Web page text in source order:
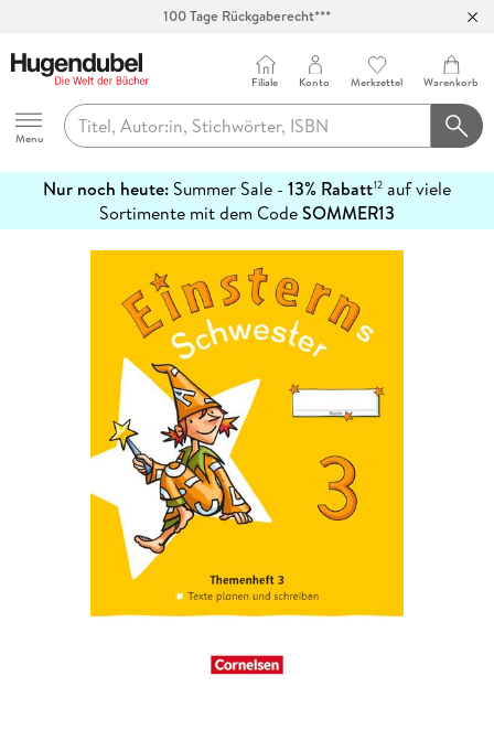
100 Tage Rückgaberecht***
Hugendubel
Menu
Filiale Konto Merkzettel Warenkorb
Nur noch heute: Summer Sale - 13% Rabatt12 auf viele
Sortimente mit dem CodeSOMMER13
erfahren